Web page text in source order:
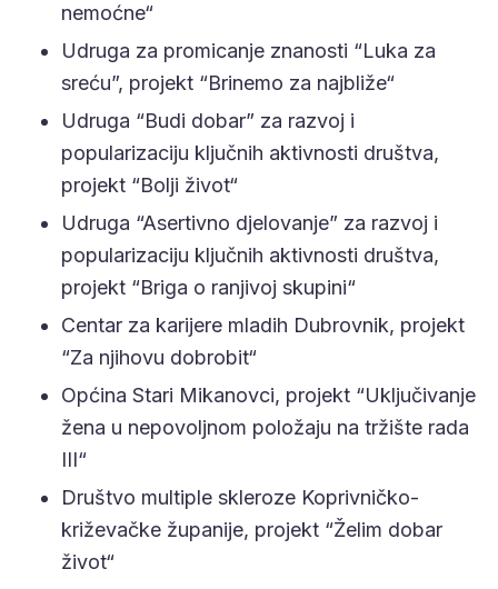
nemoćne“
Udruga za promicanje znanosti “Luka za
sreću”, projekt “Brinemo za najbliže“
Udruga “Budi dobar” za razvoj i
popularizaciju ključnih aktivnosti društva,
projekt “Bolji život“
Udruga “Asertivno djelovanje” za razvoj i
popularizaciju ključnih aktivnosti društva,
projekt “Briga o ranjivoj skupini“
Centar za karijere mladih Dubrovnik, projekt
“Za njihovu dobrobit“
Općina Stari Mikanovci, projekt “Uključivanje
žena u nepovoljnom položaju na tržište rada
III“
Društvo multiple skleroze Koprivničko-
križevačke županije, projekt “Želim dobar
život“